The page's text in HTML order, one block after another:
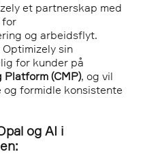
et partnerskap med
for
og arbeidsflyt.
sin
for kunder på
(CMP), og vil
formidle konsistente
og AI i